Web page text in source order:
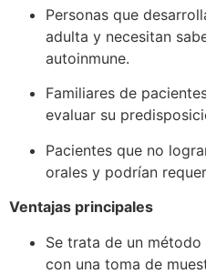
Personas que
adulta y necesitan
autoinmune.
Familiares de
evaluar su
Pacientes que no
orales y podrían
Ventajas principales
Se trata de un
con una toma de